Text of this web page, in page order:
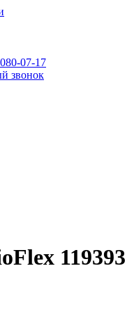
07-17
звонок
119393